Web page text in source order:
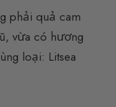
phải quả cam
vừa có hương
loại: Litsea